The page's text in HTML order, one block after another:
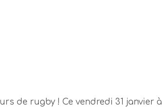
de rugby ! Ce vendredi 31 janvier à